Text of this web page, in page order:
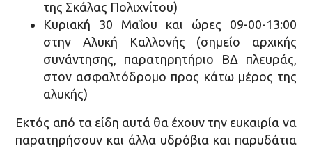
της Σκάλας Πολιχνίτου)
Κυριακή 30 Μαΐου και ώρες 09-00-13:00
στην Αλυκή Καλλονής (σημείο αρχικής
συνάντησης, παρατηρητήριο ΒΔ πλευράς,
στον ασφαλτόδρομο προς κάτω μέρος της
αλυκής)
Εκτός από τα είδη αυτά θα έχουν την ευκαιρία να
παρατηρήσουν και άλλα υδρόβια και παρυδάτια